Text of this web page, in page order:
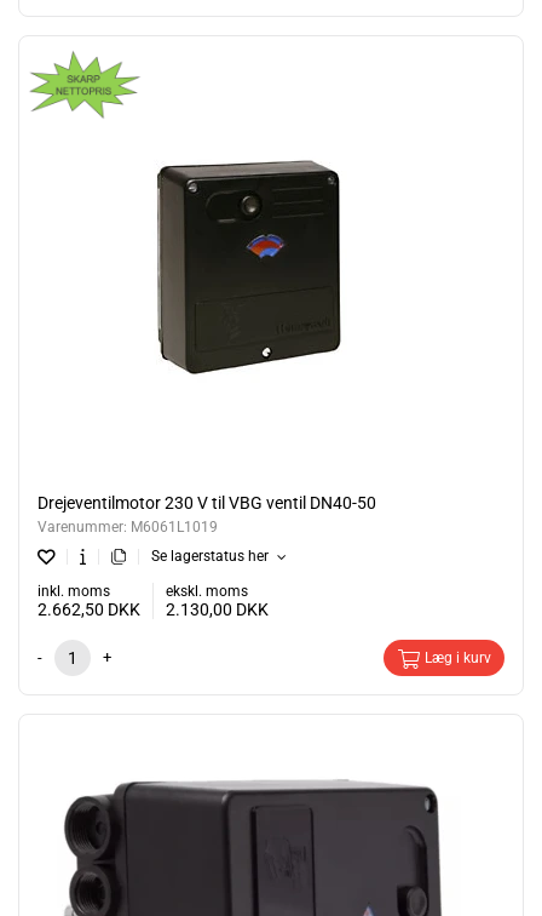
Drejeventilmotor 230 V til VBG ventil DN40-50
Varenummer: M6061L1019
Se lagerstatus her
inkl. moms
2.662,50 DKK
ekskl. moms
2.130,00 DKK
- + Læg i kurv